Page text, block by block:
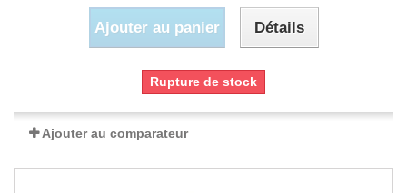
Ajouter au panier Détails
Rupture de stock
Ajouter au comparateur